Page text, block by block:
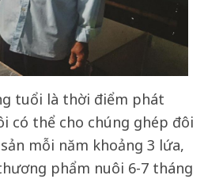
tuổi là thời điểm phát
có thể cho chúng ghép đôi
mỗi năm khoảng 3 lứa,
phẩm nuôi 6-7 tháng